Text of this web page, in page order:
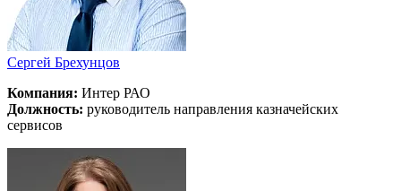
Сергей Брехунцов
Компания: Интер РАО
Должность: руководитель направления казначейских
сервисов